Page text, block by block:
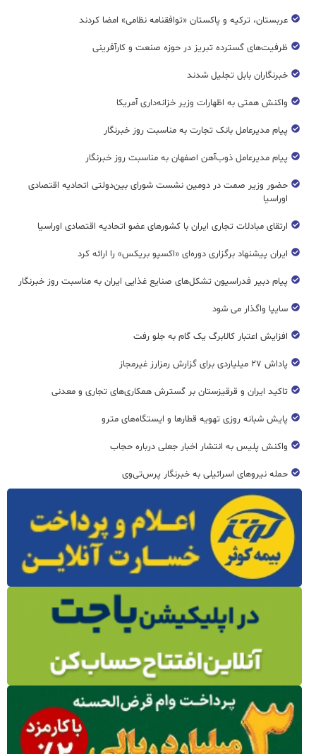
عربستان، ترکیه و پاکستان «توافقنامه نظامی» امضا کردند
ظرفیت‌های گسترده‌ تبریز در حوزه صنعت و کارآفرینی
خبرنگاران بابل تجلیل شدند
واکنش همتی به اظهارات وزیر خزانه‌داری آمریکا
پیام مدیرعامل بانک تجارت به مناسبت روز خبرنگار
پیام مدیرعامل ذوب‌آهن اصفهان به مناسبت روز خبرنگار
حضور وزیر صمت در دومین نشست شورای بین‌دولتی اتحادیه اقتصادی
اوراسیا
ارتقای مبادلات تجاری ایران با کشورهای عضو اتحادیه اقتصادی اوراسیا
ایران پیشنهاد برگزاری دوره‌ای «اکسپو بریکس» را ارائه کرد
پیام دبیر فدراسیون تشکل‌های صنایع غذایی ایران به مناسبت روز خبرنگار
سایپا واگذار می شود
افزایش اعتبار کالابرگ یک گام به جلو رفت
پاداش ۲۷ میلیاردی برای گزارش رمزارز غیرمجاز
تاکید ایران و قرقیزستان بر گسترش همکاری‌های تجاری و معدنی
پایش شبانه روزی تهویه قطار‌ها و ایستگاه‌های مترو
واکنش پلیس به انتشار اخبار جعلی درباره حجاب
حمله نیروهای اسرائیلی به خبرنگار پرس‌تی‌وی